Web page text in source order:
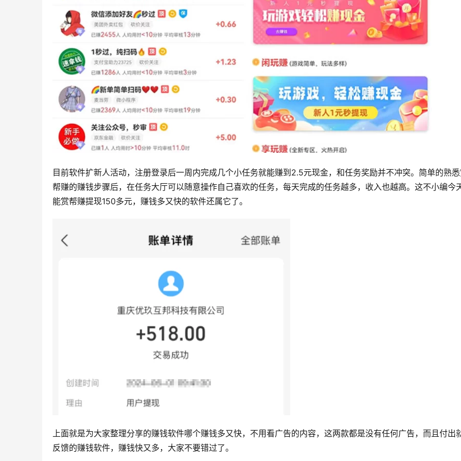
目前软件扩新人活动，注册登录后一周内完成几个小任务就能赚到2.5元现金，和任务奖励并不冲突。简单的熟
帮赚的赚钱步骤后，在任务大厅可以随意操作自己喜欢的任务，每天完成的任务越多，收入也越高。这不小编今
能赏帮赚提现150多元，赚钱多又快的软件还属它了。
上面就是为大家整理分享的赚钱软件哪个赚钱多又快，不用看广告的内容，这两款都是没有任何广告，而且付出
反馈的赚钱软件，赚钱快又多，大家不要错过了。